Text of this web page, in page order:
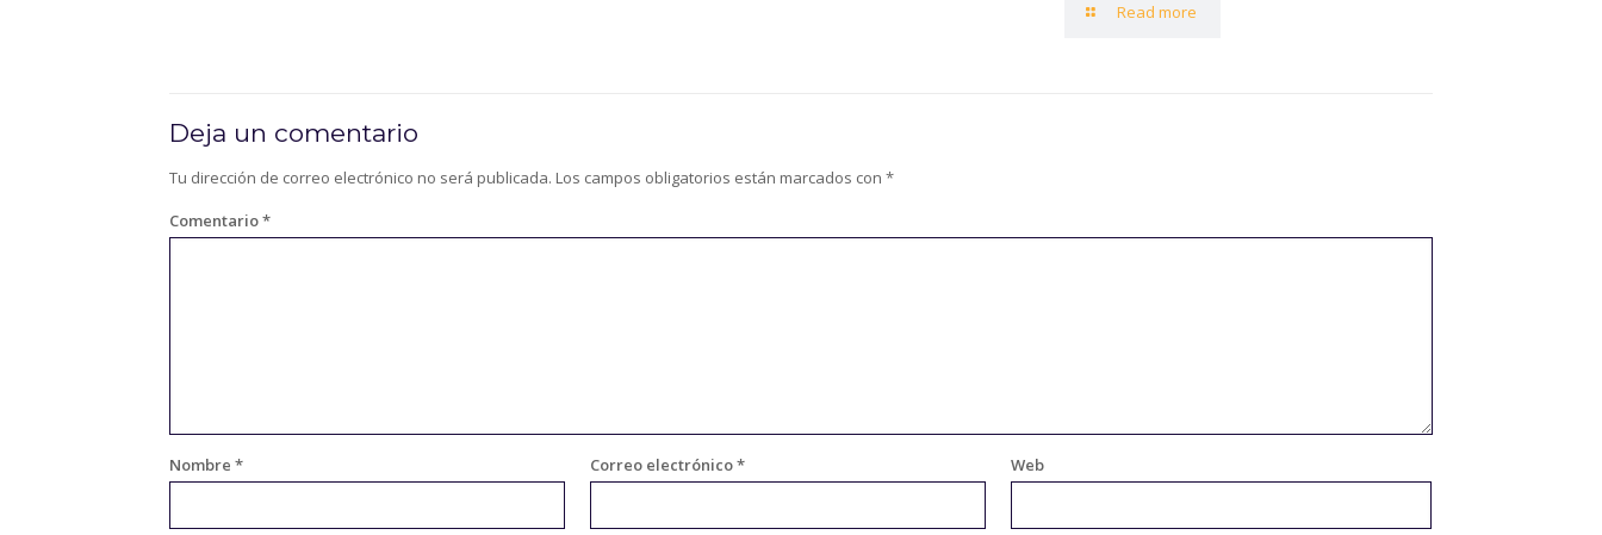
Read more
Deja un comentario
Tu dirección de correo electrónico no será publicada. Los campos obligatorios están marcados con *
Comentario*
Nombre * Correo electrónico* Web